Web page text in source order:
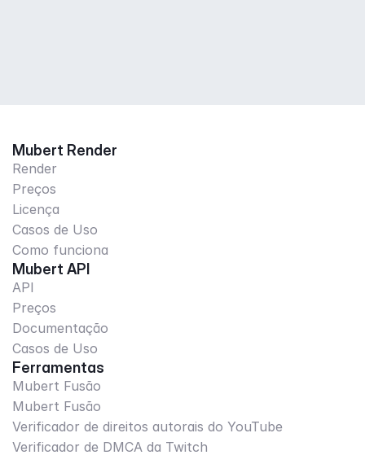
Mubert Render
Render
Preços
Licença
Casos de Uso
Como funciona
Mubert API
API
Preços
Documentação
Casos de Uso
Ferramentas
Mubert Fusão
Mubert Fusão
Verificador de direitos autorais do YouTube
Verificador de DMCA da Twitch